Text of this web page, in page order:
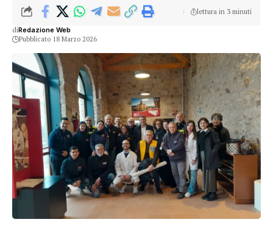
diRedazione Web
Pubblicato 18 Marzo 2026
lettura in 3 minuti